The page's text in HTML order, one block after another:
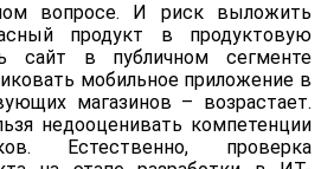
вопросе. И риск выложить
продукт в продуктовую
сайт в публичном сегменте
мобильное приложение в
магазинов – возрастает.
недооценивать компетенции
Естественно, проверка